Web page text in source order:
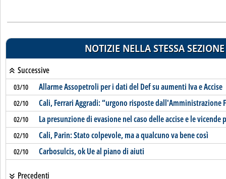
NOTIZIE NELLA STESSA SEZIONE
Successive
03/10 Allarme Assopetroli per i dati del Def su aumenti Iva e Accise
02/10 Cali, Ferrari Aggradi: “urgono risposte dall'Amministrazione
02/10 La presunzione di evasione nel caso delle accise e le vicende
02/10 Cali, Parin: Stato colpevole, ma a qualcuno va bene così
02/10 Carbosulcis, ok Ue al piano di aiuti
Precedenti